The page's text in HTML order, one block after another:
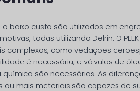
baixo custo são utilizados em
todas utilizando Delrin. O
complexos, como vedações
é necessária, e válvulas de
são necessárias. As
mais materiais são capazes de